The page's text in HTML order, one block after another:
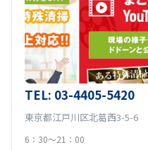
TEL: 03-4405-5420
東京都江戸川区北葛西3-5-6
6：30～21：00